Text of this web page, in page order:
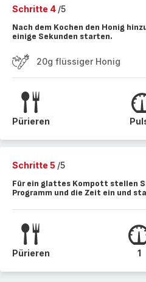
Schritte 4 /5
Nach dem Kochen den Honig
einige Sekunden starten.
20g flüssiger Honig
Pürieren
Schritte 5 /5
Für ein glattes Kompott stellen
Programm und die Zeit ein und
Pürieren 1